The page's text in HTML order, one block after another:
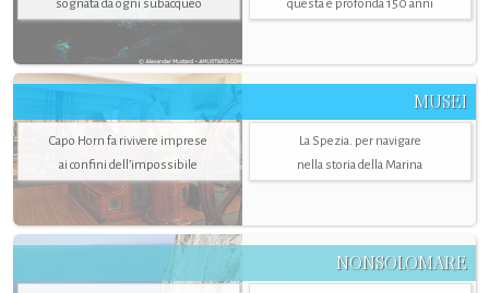
sognata da ogni subacqueo
questa è profonda 150 anni
MUSEI
Capo Horn fa rivivere imprese
ai confini dell’impossibile
La Spezia. per navigare
nella storia della Marina
NONSOLOMARE